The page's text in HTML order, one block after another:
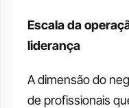
Escala da
liderança
A dimensão do
de profissionais